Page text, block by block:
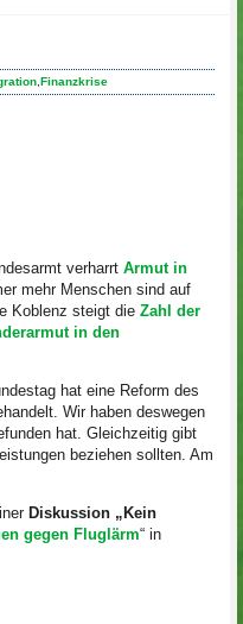
Finanzkrise
verharrt Armut in
mehr Menschen sind auf
Koblenz steigt die Zahl der
in den
hat eine Reform des
Wir haben deswegen
hat. Gleichzeitig gibt
beziehen sollten. Am
Diskussion „Kein
gegen Fluglärm“ in